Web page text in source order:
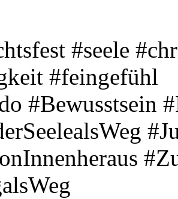
#seele
#feingefühl
#Bewusstsein